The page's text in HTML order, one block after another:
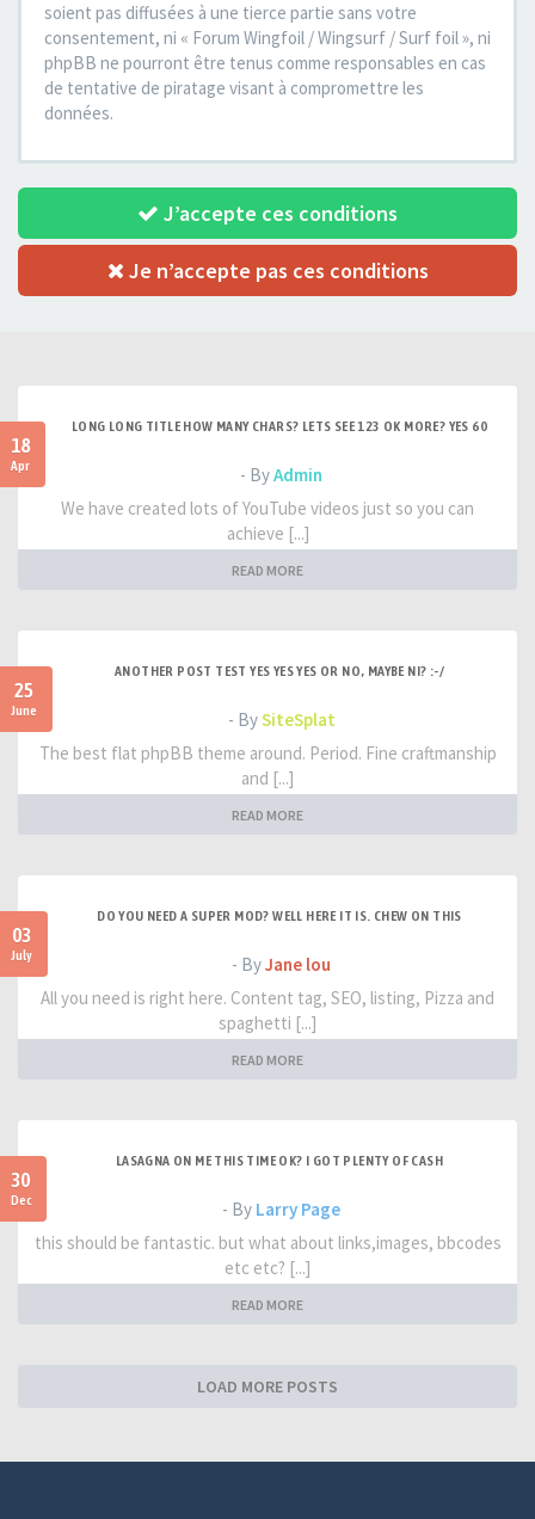
soient pas diffusées à une tierce partie sans votre
consentement, ni « Forum Wingfoil / Wingsurf / Surf foil », ni
phpBB ne pourront être tenus comme responsables en cas
de tentative de piratage visant à compromettre les
données.
J’accepte ces conditions
Je n’accepte pas ces conditions
18
Apr
LONG LONG TITLE HOW MANY CHARS? LETS SEE 123 OK MORE? YES 60
- ByAdmin
We have created lots of YouTube videos just so you can
achieve [...]
READ MORE
25
June
ANOTHER POST TEST YES YES YES OR NO, MAYBE NI? :-/
- BySiteSplat
The best flat phpBB theme around. Period. Fine craftmanship
and [...]
READ MORE
03
July
DO YOU NEED A SUPER MOD? WELL HERE IT IS. CHEW ON THIS
- ByJane lou
All you need is right here. Content tag, SEO, listing, Pizza and
spaghetti [...]
READ MORE
30
Dec
LASAGNA ON ME THIS TIME OK? I GOT PLENTY OF CASH
- By Larry Page
this should be fantastic. but what about links,images, bbcodes
etc etc? [...]
READ MORE
LOAD MORE POSTS